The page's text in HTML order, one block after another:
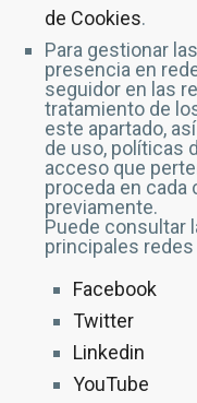
de Cookies.
Para gestionar
presencia en
seguidor en las
tratamiento de
este apartado,
de uso, políticas
acceso que
proceda en cada
previamente.
Puede consultar
principales
Facebook
Twitter
Linkedin
YouTube